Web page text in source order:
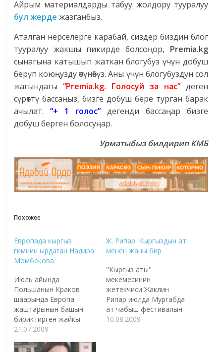
Айрым материалдарды табуу жолдору тууралуу
бул жерде жазганбыз.
Аталган нерселерге карабай, сиздер биздин блог
тууралуу жакшы пикирде болсоңор, Premia.kg
сынагына катышып жаткан блогубуз үчүн добуш
берүп коюңузду өтүнөбүз. Аны үчүн блогубуздун сол
жагындагы“Premia.kg. Голосуй за нас”деген
сүрөттү бассаңыз, бизге добуш бере турган барак
ачылат.“+ 1 голос” дегенди бассаңар бизге
добуш берген болосуңар.
Урматыбыз билдирип КМБ
Похожее
Европада кыргыз
гимнин ырдаган Надира
Момбекова
Июль айында
Польшанын Краков
шаарында Европа
жаштарынын башын
бириктирген жайкы
окуу өттү. Ага учурда
шаарында билим алып
21.07.2009
Ж. Рипар: Кыргыздын ат
менен жаны бир
"Кыргыз аты"
мекемесинин
жетекчиси Жаклин
Рипар июлда Мургабда
ат чабыш фестивалын
уюштуруп өткөрүп жүргөндө
10.08.2009